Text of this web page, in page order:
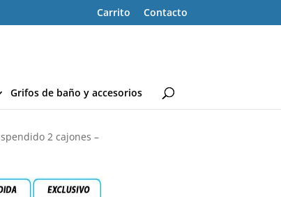
Carrito
Contacto
Grifos de baño y accesorios
2 cajones –